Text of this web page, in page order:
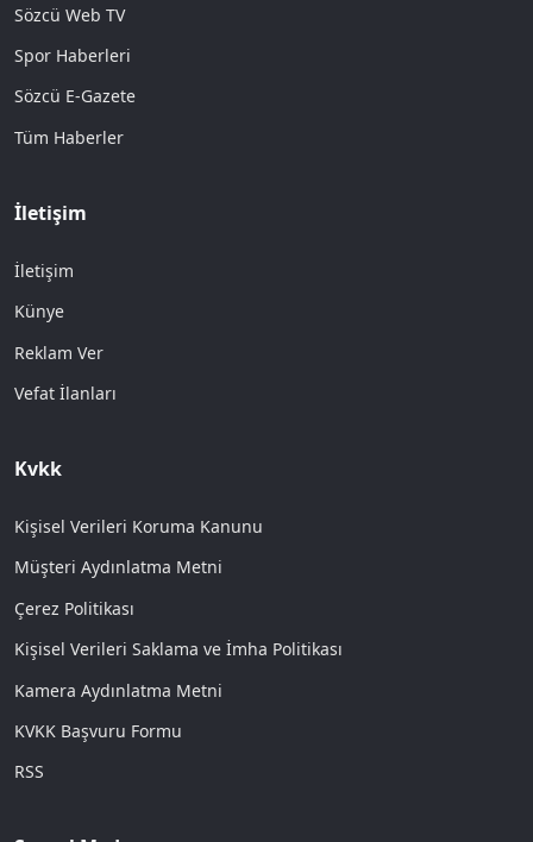
Sözcü Web TV
Spor Haberleri
Sözcü E-Gazete
Tüm Haberler
İletişim
İletişim
Künye
Reklam Ver
Vefat İlanları
Kvkk
Kişisel Verileri Koruma Kanunu
Müşteri Aydınlatma Metni
Çerez Politikası
Kişisel Verileri Saklama ve İmha Politikası
Kamera Aydınlatma Metni
KVKK Başvuru Formu
RSS